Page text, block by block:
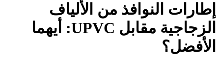
إطارات النوافذ من الألياف
الزجاجية مقابل UPVC: أيهما
الأفضل؟